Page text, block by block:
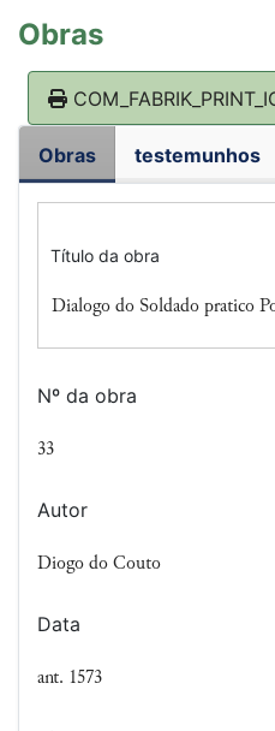
Obras
Obras testemunhos
Título da obra
Dialogo do Soldado pratico
Nº da obra
33
Autor
Diogo do Couto
Data
ant. 1573